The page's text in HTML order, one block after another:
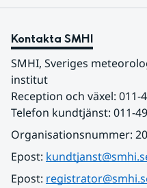
Kontakta SMHI
SMHI, Sveriges
institut
Reception och växel: 011-
Telefon kundtjänst: 011-
Organisationsnummer:
Epost:
Epost: